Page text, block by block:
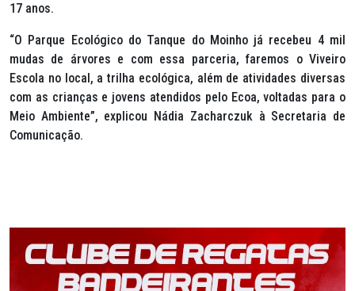
17 anos.
“O Parque Ecológico do Tanque do Moinho já recebeu 4 mil
mudas de árvores e com essa parceria, faremos o Viveiro
Escola no local, a trilha ecológica, além de atividades diversas
com as crianças e jovens atendidos pelo Ecoa, voltadas para o
Meio Ambiente”, explicou Nádia Zacharczuk à Secretaria de
Comunicação.